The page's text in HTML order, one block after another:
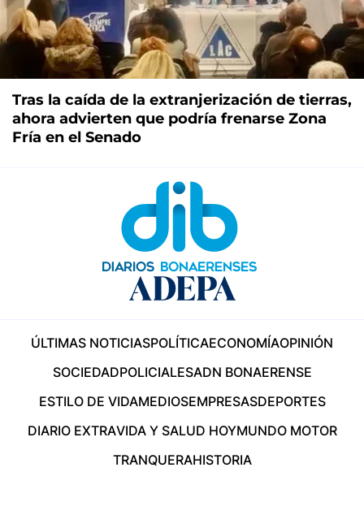
Tras la caída de la extranjerización de tierras,
ahora advierten que podría frenarse Zona
Fría en el Senado
ÚLTIMAS NOTICIASPOLÍTICAECONOMÍAOPINIÓN
SOCIEDADPOLICIALESADN BONAERENSE
ESTILO DE VIDAMEDIOSEMPRESASDEPORTES
DIARIO EXTRAVIDA Y SALUD HOYMUNDO MOTOR
TRANQUERAHISTORIA